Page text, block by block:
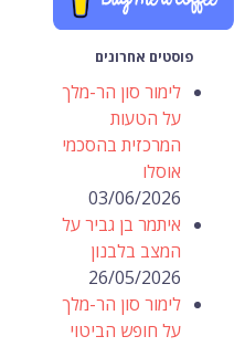
פוסטים אחרונים
לימור סון הר-מלך
על הטעות
המרכזית בהסכמי
אוסלו
03/06/2026
איתמר בן גביר על
המצב בלבנון
26/05/2026
לימור סון הר-מלך
על חופש הביטוי